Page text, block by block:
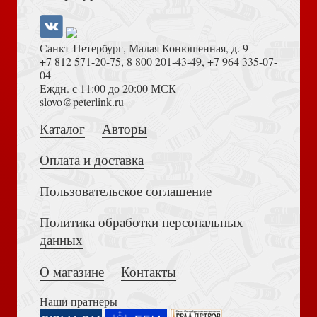
Открытка «... укрощено естеством человеческим»
(100Х145 мм (Ваката) 1201
Библия каноническая 041 синодальный перевод, черная
Достоевский Ф.М. Сила и правда России (2024)
Толкование на Апокалипсис (Тихоний Африканский)
Санкт-Петербург, Малая Конюшенная, д. 9
+7 812 571-20-75, 8 800 201-43-49, +7 964 335-07-
04
Еждн. с 11:00 до 20:00 МСК
slovo@peterlink.ru
Каталог
Авторы
Оплата и доставка
Пользовательское соглашение
Политика обработки персональных
данных
О магазине
Контакты
Наши пратнеры